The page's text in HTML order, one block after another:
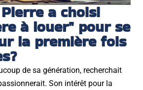
a choisi
à louer" pour se
la première fois
de sa génération, recherchait
Son intérêt pour la